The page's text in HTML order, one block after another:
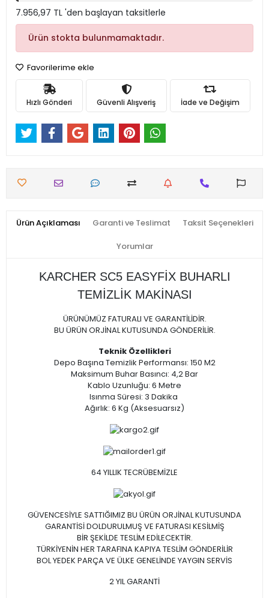
7.956,97 TL 'den başlayan taksitlerle
Ürün stokta bulunmamaktadır.
Favorilerime ekle
Hızlı Gönderi Güvenli Alışveriş İade ve Değişim
Ürün Açıklaması Garanti ve Teslimat Taksit Seçenekleri
Yorumlar
KARCHER SC5 EASYFİX BUHARLI
TEMİZLİK MAKİNASI
ÜRÜNÜMÜZ FATURALI VE GARANTİLİDİR.
BU ÜRÜN ORJİNAL KUTUSUNDA GÖNDERİLİR.
Teknik Özellikleri
Depo Başına Temizlik Performansı: 150 M2
Maksimum Buhar Basıncı: 4,2 Bar
Kablo Uzunluğu: 6 Metre
Isınma Süresi: 3 Dakika
Ağırlık: 6 Kg (Aksesuarsız)
64 YILLIK TECRÜBEMİZLE
GÜVENCESİYLE SATTIĞIMIZ BU ÜRÜN ORJİNAL KUTUSUNDA
GARANTİSİ DOLDURULMUŞ VE FATURASI KESİLMİŞ
BİR ŞEKİLDE TESLİM EDİLECEKTİR.
TÜRKİYENİN HER TARAFINA KAPIYA TESLİM GÖNDERİLİR
BOL YEDEK PARÇA VE ÜLKE GENELİNDE YAYGIN SERVİS
2 YIL GARANTİ